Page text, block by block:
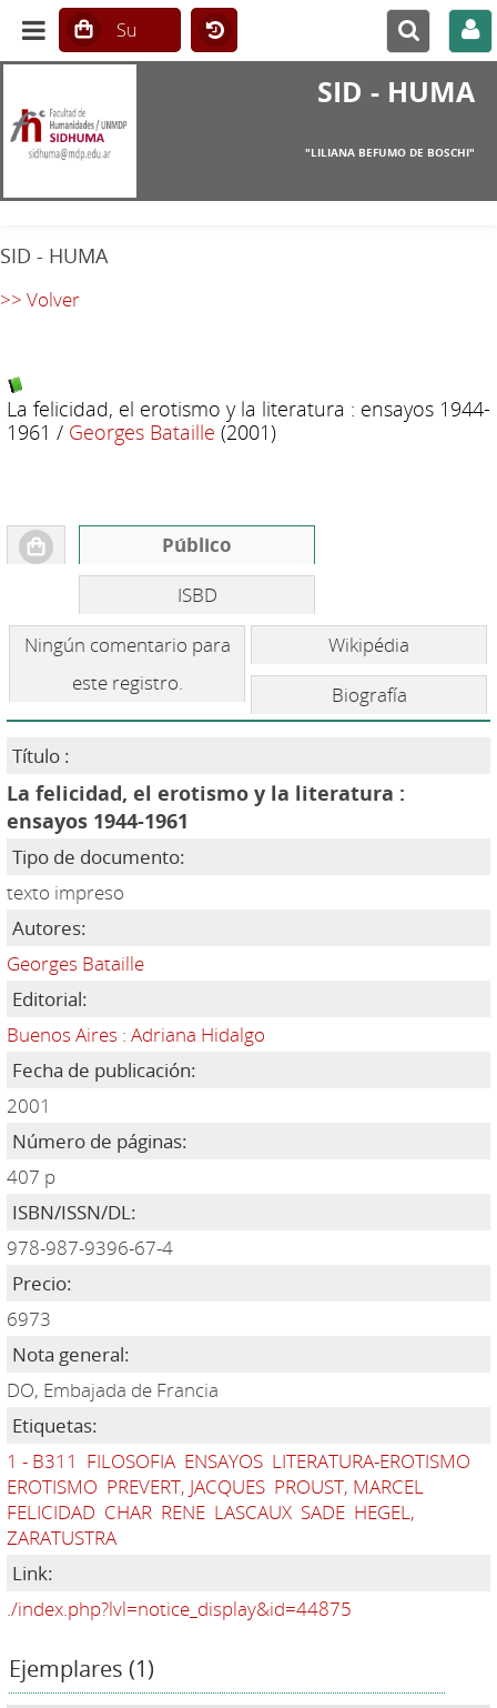
SID - HUMA
"LILIANA BEFUMO DE BOSCHI"
SID - HUMA
>> Volver
La felicidad, el erotismo y la literatura : ensayos 1944-
1961 / Georges Bataille (2001)
Público
ISBD
Ningún comentario para
este registro.
Wikipédia
Biografía
Título :
La felicidad, el erotismo y la literatura :
ensayos 1944-1961
Tipo de documento:
texto impreso
Autores:
Georges Bataille
Editorial:
Buenos Aires : Adriana Hidalgo
Fecha de publicación:
2001
Número de páginas:
407 p
ISBN/ISSN/DL:
978-987-9396-67-4
Precio:
6973
Nota general:
DO, Embajada de Francia
Etiquetas:
1 - B311 FILOSOFIA ENSAYOS LITERATURA-EROTISMO
EROTISMO PREVERT, JACQUES PROUST, MARCEL
FELICIDAD CHAR RENE LASCAUX SADE HEGEL,
ZARATUSTRA
Link:
./index.php?lvl=notice_display&id=44875
Ejemplares (1)